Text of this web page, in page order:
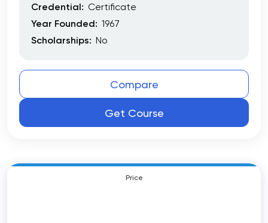
Credential: Certificate
Year Founded: 1967
Scholarships: No
Compare
Get Course
Price